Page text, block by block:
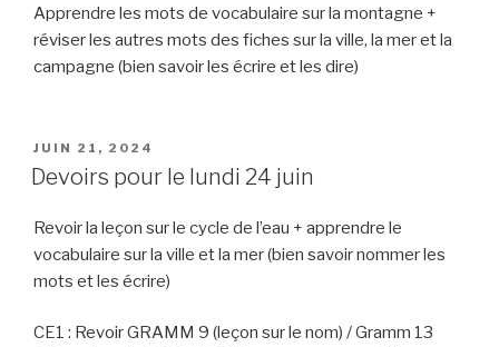
Apprendre les mots de vocabulaire sur la montagne +
réviser les autres mots des fiches sur la ville, la mer et la
campagne (bien savoir les écrire et les dire)
PUBLIÉ
LE
JUIN 21, 2024
Devoirs pour le lundi 24 juin
Revoir la leçon sur le cycle de l’eau + apprendre le
vocabulaire sur la ville et la mer (bien savoir nommer les
mots et les écrire)
CE1 : Revoir GRAMM 9 (leçon sur le nom) / Gramm 13